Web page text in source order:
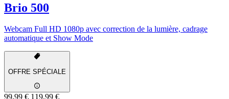
Brio 500
Webcam Full HD 1080p avec correction de la lumière, cadrage
automatique et Show Mode
OFFRE SPÉCIALE
99,99 € 119,99 €